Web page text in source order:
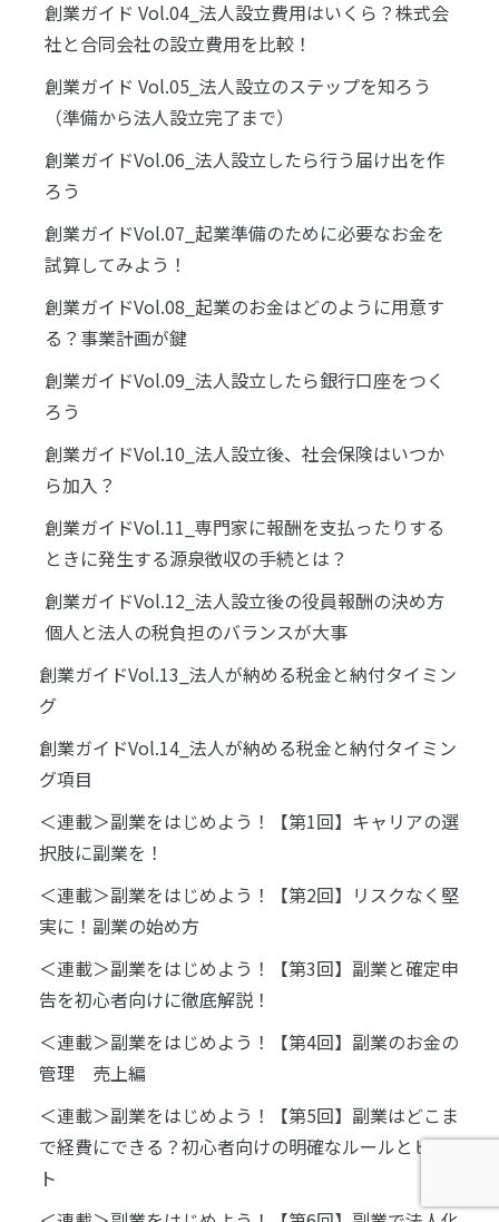
創業ガイド Vol.04_法人設立費用はいくら？株式会
社と合同会社の設立費用を比較！
創業ガイド Vol.05_法人設立のステップを知ろう
（準備から法人設立完了まで）
創業ガイドVol.06_法人設立したら行う届け出を作
ろう
創業ガイドVol.07_起業準備のために必要なお金を
試算してみよう！
創業ガイドVol.08_起業のお金はどのように用意す
る？事業計画が鍵
創業ガイドVol.09_法人設立したら銀行口座をつく
ろう
創業ガイドVol.10_法人設立後、社会保険はいつか
ら加入？
創業ガイドVol.11_専門家に報酬を支払ったりする
ときに発生する源泉徴収の手続とは？
創業ガイドVol.12_法人設立後の役員報酬の決め方
個人と法人の税負担のバランスが大事
創業ガイドVol.13_法人が納める税金と納付タイミン
グ
創業ガイドVol.14_法人が納める税金と納付タイミン
グ項目
＜連載＞副業をはじめよう！【第1回】キャリアの選
択肢に副業を！
＜連載＞副業をはじめよう！【第2回】リスクなく堅
実に！副業の始め方
＜連載＞副業をはじめよう！【第3回】副業と確定申
告を初心者向けに徹底解説！
＜連載＞副業をはじめよう！【第4回】副業のお金の
管理 売上編
＜連載＞副業をはじめよう！【第5回】副業はどこま
で経費にできる？初心者向けの明確なルールとヒン
ト